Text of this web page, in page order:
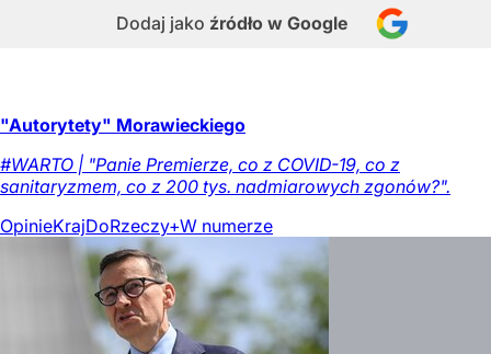
Dodaj jako źródło w Google
"Autorytety" Morawieckiego
#WARTO | "Panie Premierze, co z COVID-19, co z
sanitaryzmem, co z 200 tys. nadmiarowych zgonów?".
OpinieKrajDoRzeczy+W numerze